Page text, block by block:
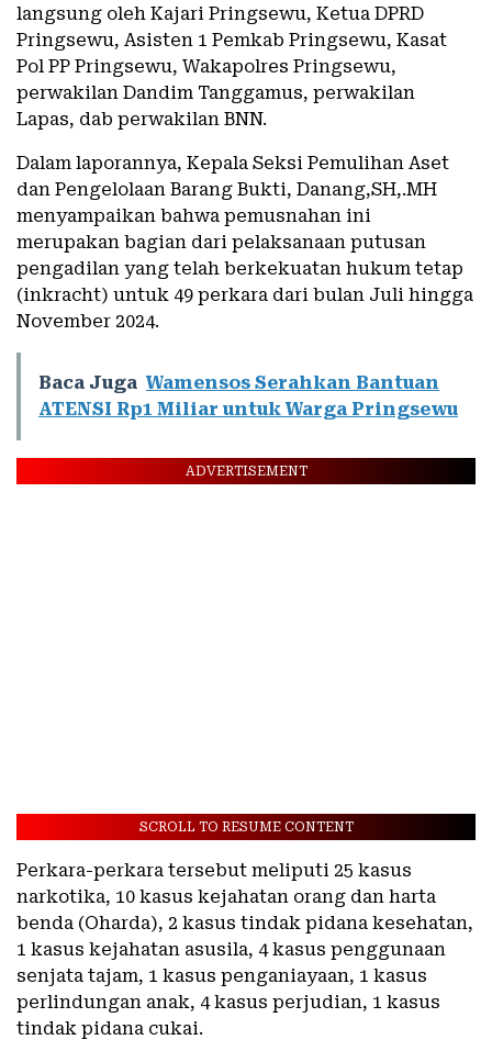
langsung oleh Kajari Pringsewu, Ketua DPRD
Pringsewu, Asisten 1 Pemkab Pringsewu, Kasat
Pol PP Pringsewu, Wakapolres Pringsewu,
perwakilan Dandim Tanggamus, perwakilan
Lapas, dab perwakilan BNN.
Dalam laporannya, Kepala Seksi Pemulihan Aset
dan Pengelolaan Barang Bukti, Danang,SH,.MH
menyampaikan bahwa pemusnahan ini
merupakan bagian dari pelaksanaan putusan
pengadilan yang telah berkekuatan hukum tetap
(inkracht) untuk 49 perkara dari bulan Juli hingga
November 2024.
Baca Juga Wamensos Serahkan Bantuan
ATENSI Rp1 Miliar untuk Warga Pringsewu
ADVERTISEMENT
SCROLL TO RESUME CONTENT
Perkara-perkara tersebut meliputi 25 kasus
narkotika, 10 kasus kejahatan orang dan harta
benda (Oharda), 2 kasus tindak pidana kesehatan,
1 kasus kejahatan asusila, 4 kasus penggunaan
senjata tajam, 1 kasus penganiayaan, 1 kasus
perlindungan anak, 4 kasus perjudian, 1 kasus
tindak pidana cukai.